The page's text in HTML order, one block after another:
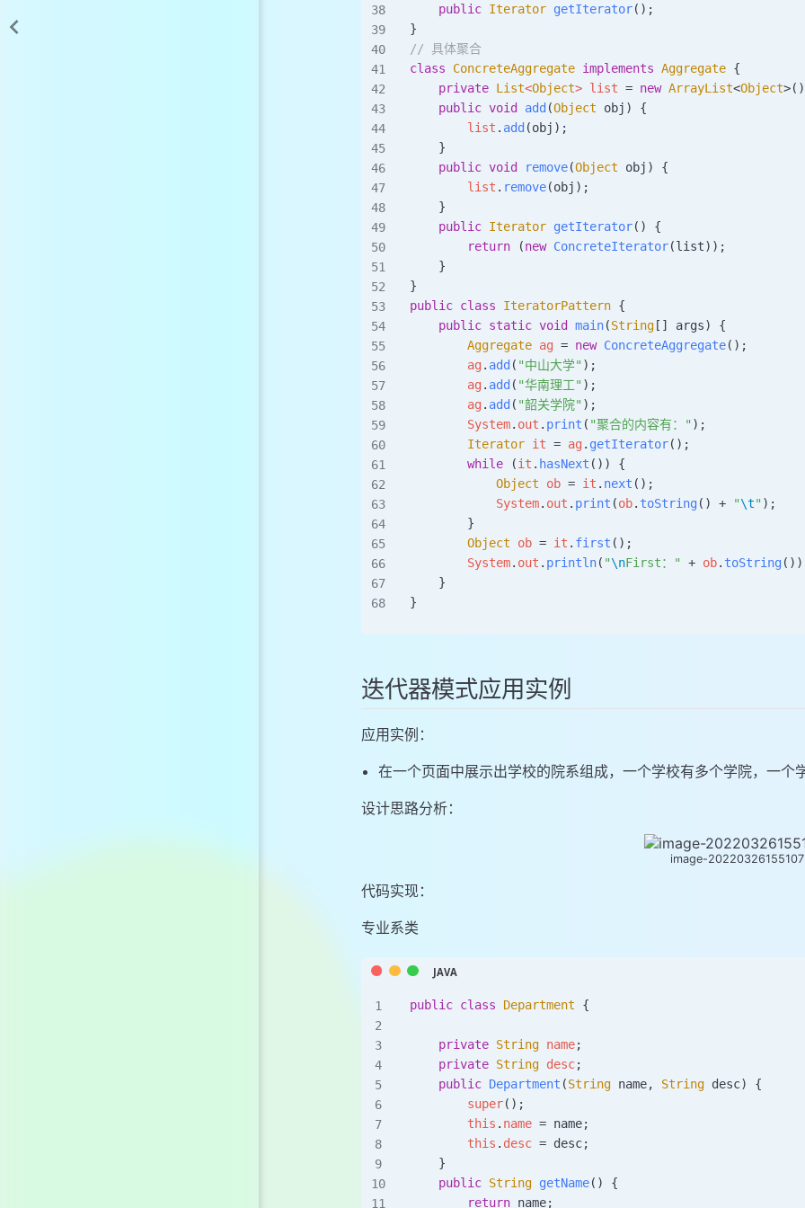
    public
Iterator getIterator();
}
// 具体聚合
class ConcreteAggregate implements Aggregate {
    private
List<Object> list = new ArrayList<Object>()
    public
void add (Object obj )
{
        list
. add (obj);
    }
    public
void remove(Object obj )
{
        list
. remove(obj);
    }
    public
Iterator getIterator()
{
        return
(new ConcreteIterator(list));
    }
}
public class IteratorPattern {
    public
static void main(String [] args)
{
        Aggregate
ag = new ConcreteAggregate();
        ag
. add ( "中山大学" );
        ag
. add ( "华南理工" );
        ag
. add ( "韶关学院" );
        System
. out . print ( "聚合的内容有：" );
        Iterator
it = ag . getIterator();
        while
(it . hasNext ()) {
            Object
ob = it . next ();
            System
. out . print (ob. toString () + "\t" );
        }
        Object
ob = it . first ();
        System
. out . println( "\nFirst：" + ob. toString
    }
}
迭代器模式应用实例
应用实例：
在一个页面中展示出学校的院系组成，一个学校有多个学院，一个
设计思路分析：
image-
代码实现：
专业系类
public class Department {
    private
String name;
    private
String desc;
    public
Department (String name, String desc)
{
        super
();
        this
. name = name;
        this
. desc = desc;
    }
    public
String getName()
{
        return
name;